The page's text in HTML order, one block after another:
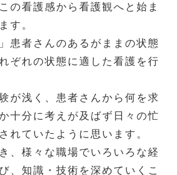
の看護感から看護観へと始ま
す。
患者さんのあるがままの状態
ぞれの状態に適した看護を行
が浅く、患者さんから何を求
十分に考えが及ばず日々の忙
れていたように思います。
、様々な職場でいろいろな経
、知識・技術を深めていくこ